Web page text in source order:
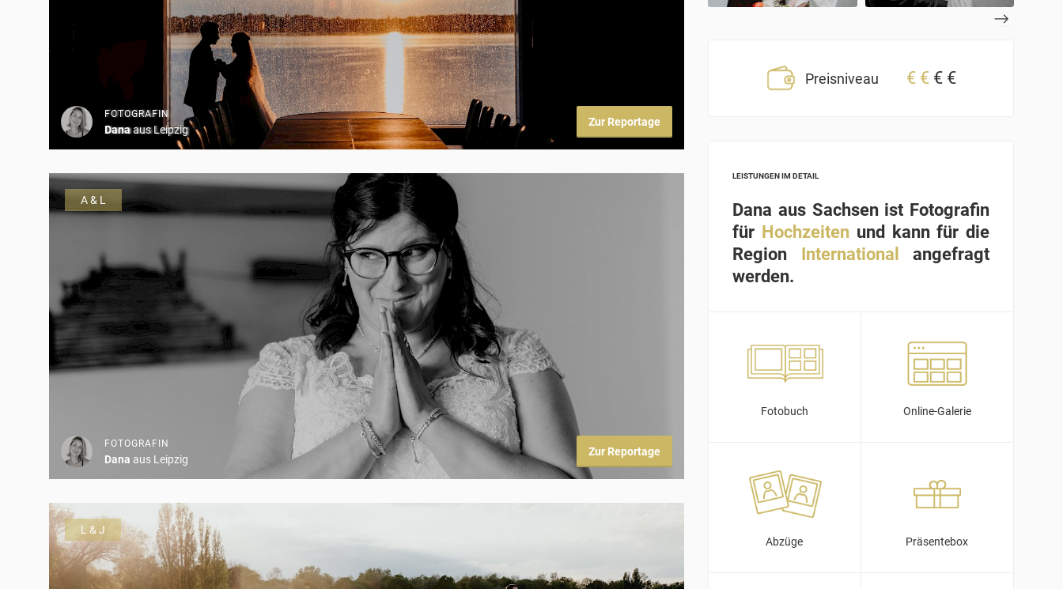
Zur Reportage
FOTOGRAFIN
Danaaus Leipzig
A & L
Zur Reportage
FOTOGRAFIN
Dana aus Leipzig
L & J
Preisniveau € € € €
LEISTUNGEN IM DETAIL
Dana aus Sachsen ist Fotografin
für Hochzeiten und kann für die
Region
International
angefragt
werden.
Fotobuch Online-Galerie
Abzüge Präsentebox